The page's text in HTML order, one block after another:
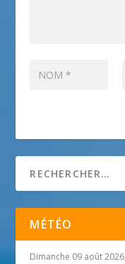
MÉTÉO
Dimanche 09 août